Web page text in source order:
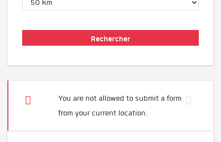
You are not allowed to submit a form
from your current location.